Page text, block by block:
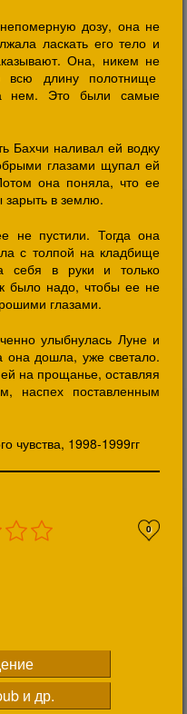
дозу, она не
ласкать его тело и
Она, никем не
всю длину полотнище
нем. Это были самые
Бахчи наливал ей водку
глазами щупал ей
она поняла, что ее
зарыть в землю.
не пустили. Тогда она
с толпой на кладбище
себя в руки и только
было надо, чтобы ее не
глазами.
улыбнулась Луне и
она дошла, уже светало.
на прощанье, оставляя
наспех поставленным
чувства, 1998-1999гг
0
и др.